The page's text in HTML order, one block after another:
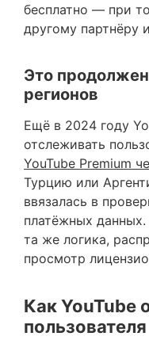
бесплатно — при
другому партнёру
Это
регионов
Ещё в 2024 году
отслеживать
YouTube Premium
Турцию или
ввязалась в
платёжных
та же логика,
просмотр
Как YouTube
пользователя